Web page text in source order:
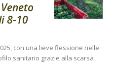
8-10
con una lieve flessione nelle
sanitario grazie alla scarsa